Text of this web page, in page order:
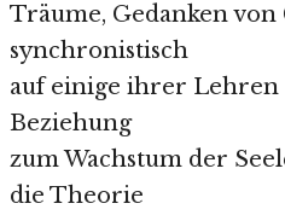
Träume, Gedanken von
synchronistisch
auf einige ihrer Lehren
Beziehung
zum Wachstum der
die Theorie